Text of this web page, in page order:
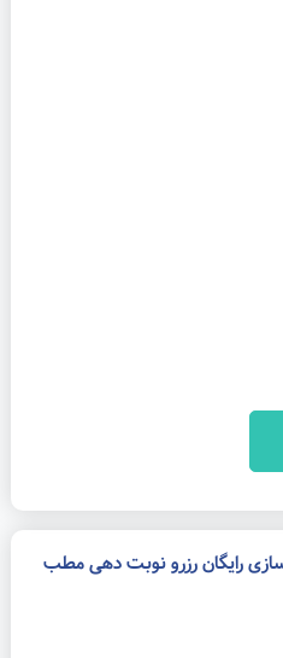
سازی رایگان رزرو نوبت دهی مطب